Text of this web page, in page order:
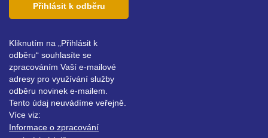
Přihlásit k odběru
Kliknutím na „Přihlásit k
odběru“ souhlasíte se
zpracováním Vaší e-mailové
adresy pro využívání služby
odběru novinek e-mailem.
Tento údaj neuvádíme veřejně.
Více viz:
Informace o zpracování